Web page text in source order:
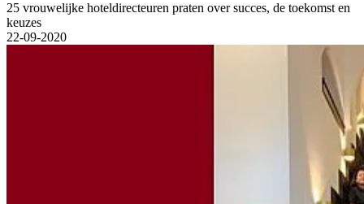
25 vrouwelijke hoteldirecteuren praten over succes, de toekomst en
keuzes
22-09-2020